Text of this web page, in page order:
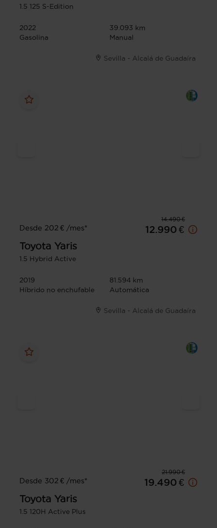
1.5 125 S-Edition
2022
39.093 km
Gasolina
Manual
Sevilla - Alcalá de Guadaíra
14.490 €
Desde 202 € /mes*
12.990 €
Toyota Yaris
1.5 Hybrid Active
2019
81.594 km
Híbrido no enchufable
Automática
Sevilla - Alcalá de Guadaíra
21.990 €
Desde 302 € /mes*
19.490 €
Toyota Yaris
1.5 120H Active Plus